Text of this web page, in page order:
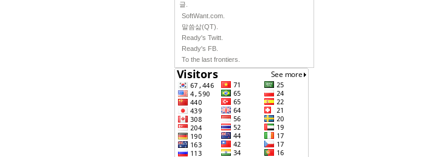
글.
SoftWant.com.
말씀삶(QT).
Ready's Twitt.
Ready's FB.
To the last frontiers.